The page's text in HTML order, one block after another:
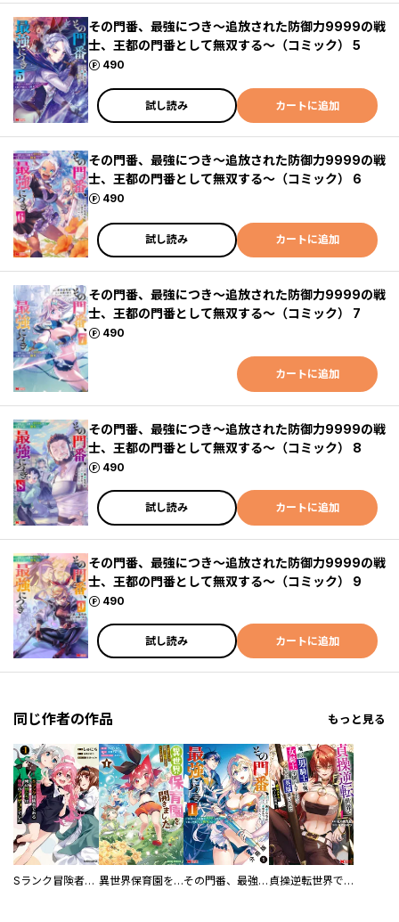
その門番、最強につき～追放された防御力9999の戦
士、王都の門番として無双する～（コミック） 5
490
ポイント
試し読み カートに追加
その門番、最強につき～追放された防御力9999の戦
士、王都の門番として無双する～（コミック） 6
490
ポイント
試し読み カートに追加
その門番、最強につき～追放された防御力9999の戦
士、王都の門番として無双する～（コミック） 7
490
ポイント
カートに追加
その門番、最強につき～追放された防御力9999の戦
士、王都の門番として無双する～（コミック） 8
490
ポイント
試し読み カートに追加
その門番、最強につき～追放された防御力9999の戦
士、王都の門番として無双する～（コミック） 9
490
ポイント
試し読み カートに追加
同じ作者の作品 もっと見る
Sランク冒険者である俺の娘たちは重度のファザコンでした 異世界保育園を開きました ～父性スキルで最強ロリ精霊たちはデレデレです～ その門番、最強につき～追放された防御力9999の戦士、王都の門番として無双する～（コミック） 分冊版 貞操逆転世界で唯一の男騎士の俺、女騎士学園に入学したらなぜか英雄扱いされた ～絶倫スキルでハーレム無双～（コミック）